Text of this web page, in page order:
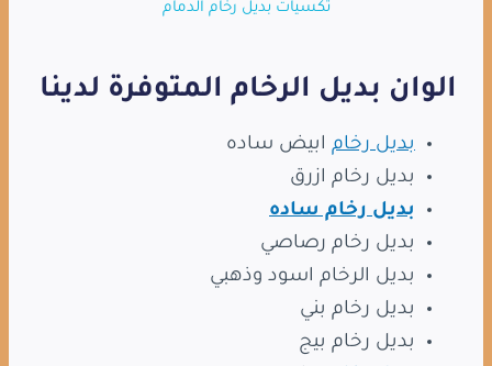
تكسيات بديل رخام الدمام
الوان بديل الرخام المتوفرة لدينا
بديل رخام ابيض ساده
بديل رخام ازرق
بديل رخام ساده
بديل رخام رصاصي
بديل الرخام اسود وذهبي
بديل رخام بني
بديل رخام بيج